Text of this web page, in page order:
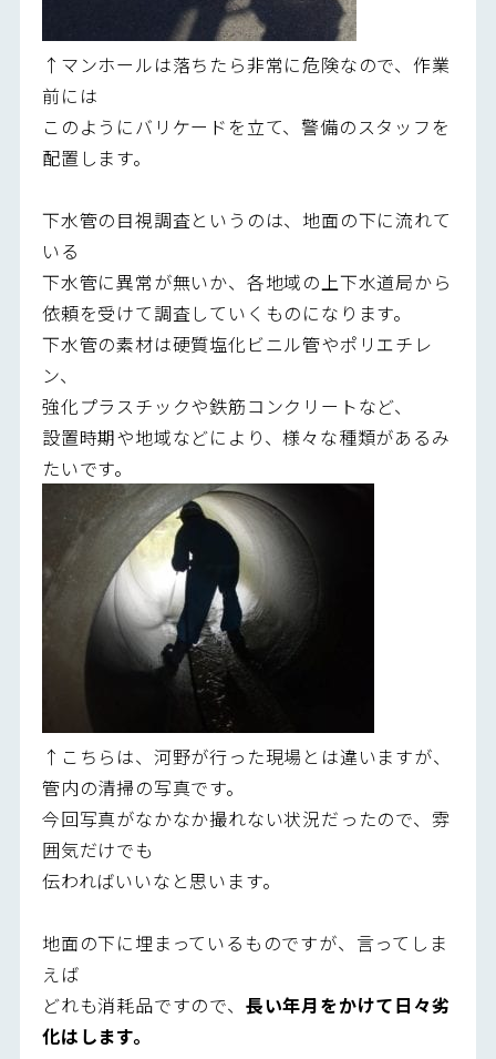
↑マンホールは落ちたら非常に危険なので、作業
前には
このようにバリケードを立て、警備のスタッフを
配置します。
下水管の目視調査というのは、地面の下に流れて
いる
下水管に異常が無いか、各地域の上下水道局から
依頼を受けて調査していくものになります。
下水管の素材は硬質塩化ビニル管やポリエチレ
ン、
強化プラスチックや鉄筋コンクリートなど、
設置時期や地域などにより、様々な種類があるみ
たいです。
↑こちらは、河野が行った現場とは違いますが、
管内の清掃の写真です。
今回写真がなかなか撮れない状況だったので、雰
囲気だけでも
伝わればいいなと思います。
地面の下に埋まっているものですが、言ってしま
えば
どれも消耗品ですので、 長い年月をかけて日々劣
化はします。